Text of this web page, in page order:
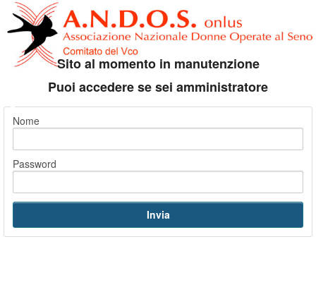
Sito al momento in manutenzione
Puoi accedere se sei amministratore
Nome
Password